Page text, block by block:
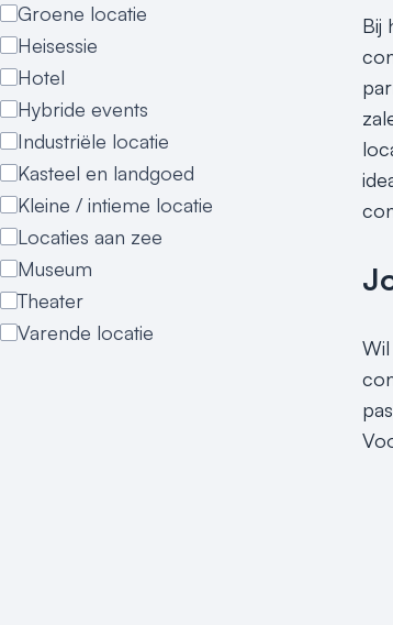
Groene locatie
Heisessie
Hotel
Hybride events
Industriële locatie
Kasteel en landgoed
Kleine / intieme locatie
Locaties aan zee
Museum
Theater
Varende locatie
Bij